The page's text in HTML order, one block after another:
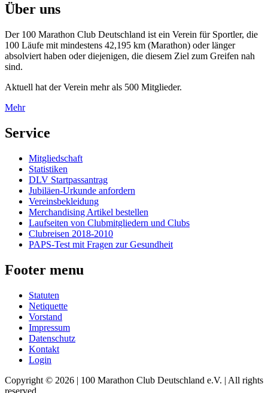
Über uns
Der 100 Marathon Club Deutschland ist ein Verein für Sportler, die
100 Läufe mit mindestens 42,195 km (Marathon) oder länger
absolviert haben oder diejenigen, die diesem Ziel zum Greifen nah
sind.
Aktuell hat der Verein mehr als 500 Mitglieder.
Mehr
Service
Mitgliedschaft
Statistiken
DLV Startpassantrag
Jubiläen-Urkunde anfordern
Vereinsbekleidung
Merchandising Artikel bestellen
Laufseiten von Clubmitgliedern und Clubs
Clubreisen 2018-2010
PAPS-Test mit Fragen zur Gesundheit
Footer menu
Statuten
Netiquette
Vorstand
Impressum
Datenschutz
Kontakt
Login
Copyright © 2026 | 100 Marathon Club Deutschland e.V. | All rights
reserved.